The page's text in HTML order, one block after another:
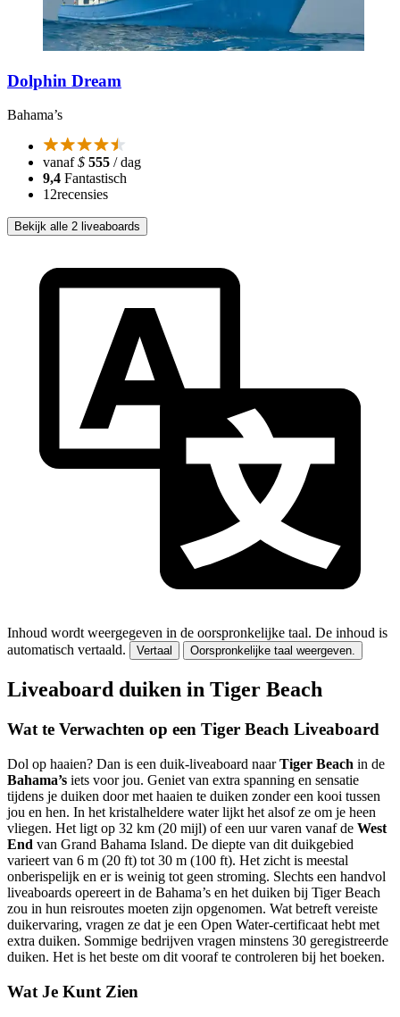
Dolphin Dream
Bahama’s
vanaf$ 555 / dag
9,4 Fantastisch
12recensies
Bekijk alle 2 liveaboards
Inhoud wordt weergegeven in de oorspronkelijke taal. De inhoud is
automatisch vertaald.
Vertaal Oorspronkelijke taal weergeven.
Liveaboard duiken in Tiger Beach
Wat te Verwachten op een Tiger Beach Liveaboard
Dol op haaien? Dan is een duik-liveaboard naarTiger Beach in de
Bahama’s iets voor jou. Geniet van extra spanning en sensatie
tijdens je duiken door met haaien te duiken zonder een kooi tussen
jou en hen. In het kristalheldere water lijkt het alsof ze om je heen
vliegen. Het ligt op 32 km (20 mijl) of een uur varen vanaf de West
End van Grand Bahama Island. De diepte van dit duikgebied
varieert van 6 m (20 ft) tot 30 m (100 ft). Het zicht is meestal
onberispelijk en er is weinig tot geen stroming. Slechts een handvol
liveaboards opereert in de Bahama’s en het duiken bij Tiger Beach
zou in hun reisroutes moeten zijn opgenomen. Wat betreft vereiste
duikervaring, vragen ze dat je een Open Water-certificaat hebt met
extra duiken. Sommige bedrijven vragen minstens 30 geregistreerde
duiken. Het is het beste om dit vooraf te controleren bij het boeken.
Wat Je Kunt Zien